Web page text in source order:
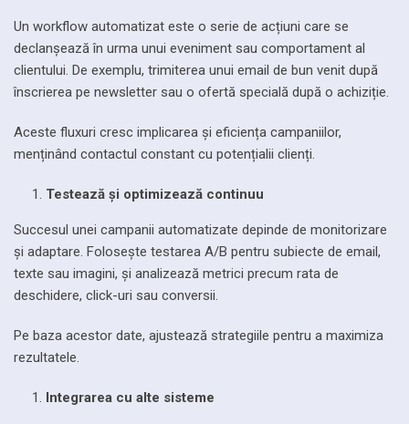
Un workflow automatizat este o serie de acțiuni care se
declanșează în urma unui eveniment sau comportament al
clientului. De exemplu, trimiterea unui email de bun venit după
înscrierea pe newsletter sau o ofertă specială după o achiziție.
Aceste fluxuri cresc implicarea și eficiența campaniilor,
menținând contactul constant cu potențialii clienți.
Testează și optimizează continuu
Succesul unei campanii automatizate depinde de monitorizare
și adaptare. Folosește testarea A/B pentru subiecte de email,
texte sau imagini, și analizează metrici precum rata de
deschidere, click-uri sau conversii.
Pe baza acestor date, ajustează strategiile pentru a maximiza
rezultatele.
Integrarea cu alte sisteme